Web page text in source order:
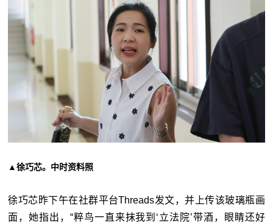
▲徐巧芯。中时资料照
徐巧芯昨下午在社群平台Threads发文，并上传该玻璃瓶画
面，她指出，“粹鸟一直来抹我到‘立法院’带酒，眼睛还好